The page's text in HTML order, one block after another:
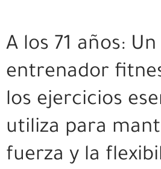
A los 71 años: Un
entrenador
los ejercicios
utiliza para
fuerza y ​​la